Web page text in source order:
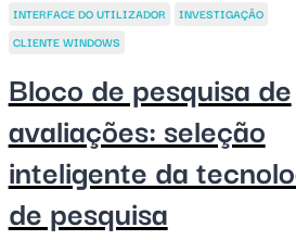
INTERFACE DO UTILIZADOR
INVESTIGAÇÃO
CLIENTE WINDOWS
Bloco de pesquisa de
avaliações: seleção
inteligente da
de pesquisa